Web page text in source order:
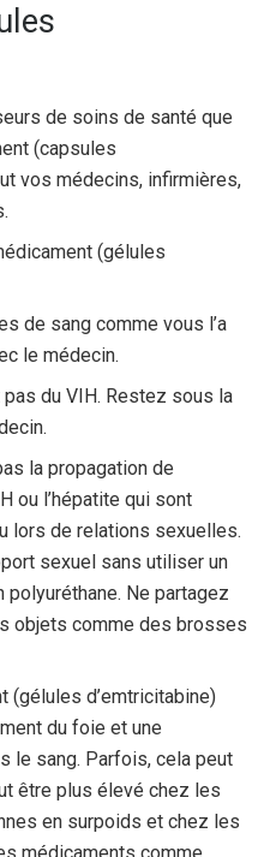
de soins de santé que
(capsules
vos médecins, infirmières,
(gélules
de sang comme vous l’a
le médecin.
du VIH. Restez sous la
la propagation de
ou l’hépatite qui sont
lors de relations sexuelles.
sexuel sans utiliser un
Ne partagez
objets comme des brosses
(gélules d’emtricitabine)
du foie et une
le sang. Parfois, cela peut
être plus élevé chez les
en surpoids et chez les